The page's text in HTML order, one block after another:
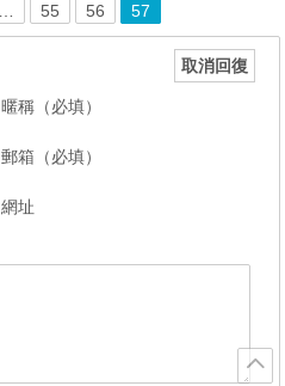
55 56 57
取消回復
暱稱（必填）
郵箱（必填）
網址